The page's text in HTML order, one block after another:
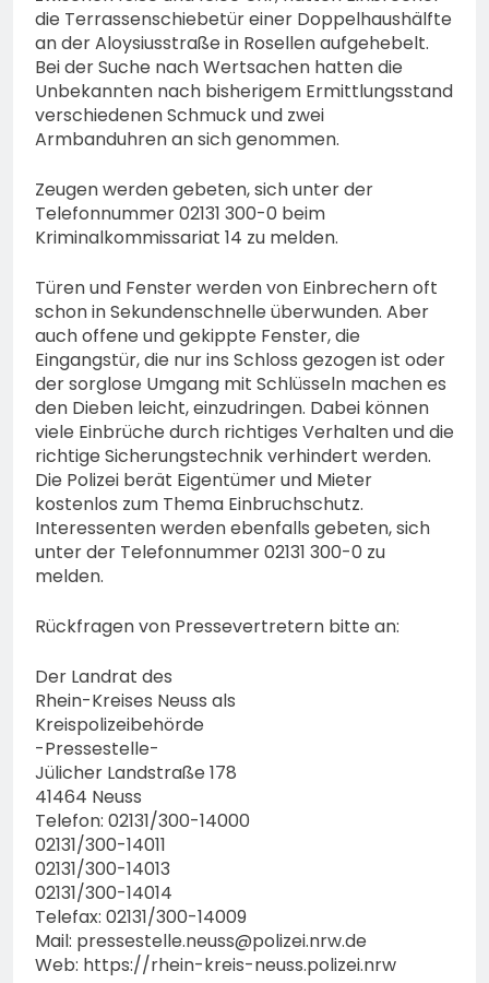
die Terrassenschiebetür einer Doppelhaushälfte
an der Aloysiusstraße in Rosellen aufgehebelt.
Bei der Suche nach Wertsachen hatten die
Unbekannten nach bisherigem Ermittlungsstand
verschiedenen Schmuck und zwei
Armbanduhren an sich genommen.
Zeugen werden gebeten, sich unter der
Telefonnummer 02131 300-0 beim
Kriminalkommissariat 14 zu melden.
Türen und Fenster werden von Einbrechern oft
schon in Sekundenschnelle überwunden. Aber
auch offene und gekippte Fenster, die
Eingangstür, die nur ins Schloss gezogen ist oder
der sorglose Umgang mit Schlüsseln machen es
den Dieben leicht, einzudringen. Dabei können
viele Einbrüche durch richtiges Verhalten und die
richtige Sicherungstechnik verhindert werden.
Die Polizei berät Eigentümer und Mieter
kostenlos zum Thema Einbruchschutz.
Interessenten werden ebenfalls gebeten, sich
unter der Telefonnummer 02131 300-0 zu
melden.
Rückfragen von Pressevertretern bitte an:
Der Landrat des
Rhein-Kreises Neuss als
Kreispolizeibehörde
-Pressestelle-
Jülicher Landstraße 178
41464 Neuss
Telefon: 02131/300-14000
02131/300-14011
02131/300-14013
02131/300-14014
Telefax: 02131/300-14009
Mail: pressestelle.neuss@polizei.nrw.de
Web: https://rhein-kreis-neuss.polizei.nrw